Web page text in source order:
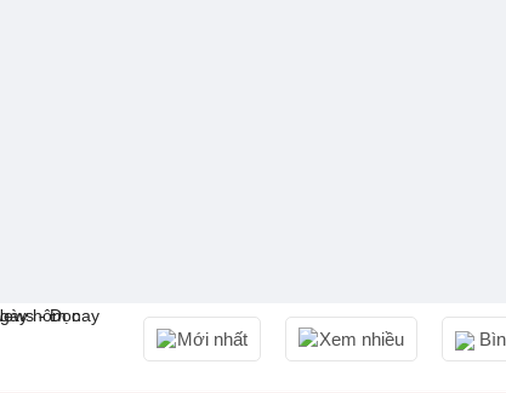
Mới nhất Xem nhiều